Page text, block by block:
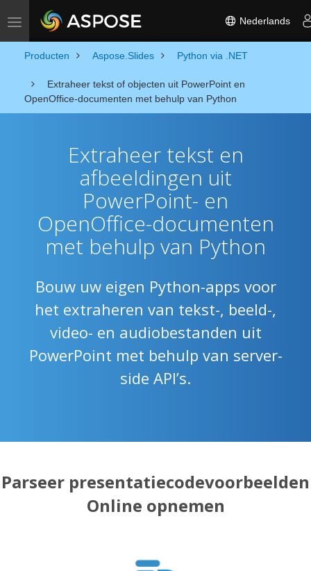
Toggle navigation Nederlands
Producten Aspose.Slides Python via .NET
Extraheer tekst of objecten uit PowerPoint en
OpenOffice-documenten met behulp van Python
Extraheer tekst en
afbeeldingen uit
PowerPoint- en
OpenOffice-documenten
met behulp van Python
Bouw uw eigen Python-apps voor
het extraheren van tekst-, beeld-,
video- en audiobestanden uit
PowerPoint met behulp van server-
side API’s.
Parseer presentatiecodevoorbeelden
Online opnemen